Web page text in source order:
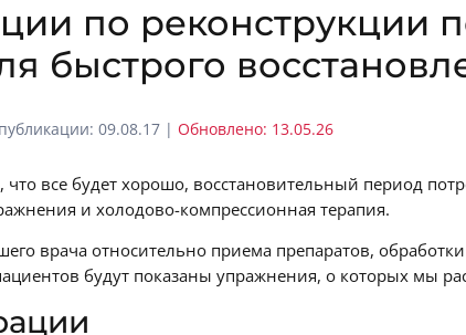
по реконструкции
быстрого
09.08.17 | Обновлено: 13.05.26
все будет хорошо, восстановительный период
и холодово-компрессионная терапия.
врача относительно приема препаратов,
будут показаны упражнения, о которых мы